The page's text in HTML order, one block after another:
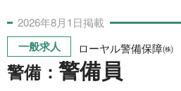
お問い合わせ
2026年8月1日掲載
一般求人 ローヤル警備保障㈱
警備： 警備員